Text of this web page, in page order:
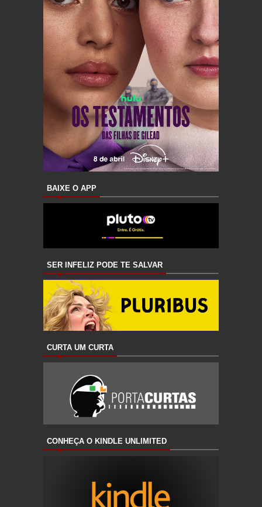
BAIXE O APP
SER INFELIZ PODE TE SALVAR
CURTA UM CURTA
CONHEÇA O KINDLE UNLIMITED